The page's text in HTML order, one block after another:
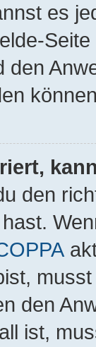
es
den
den
den
ist,